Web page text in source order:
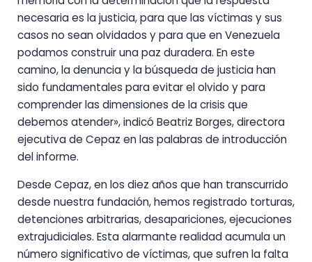
necesaria es la justicia, para que las víctimas y sus
casos no sean olvidados y para que en Venezuela
podamos construir una paz duradera. En este
camino, la denuncia y la búsqueda de justicia han
sido fundamentales para evitar el olvido y para
comprender las dimensiones de la crisis que
debemos atender», indicó Beatriz Borges, directora
ejecutiva de Cepaz en las palabras de introducción
del informe.
Desde Cepaz, en los diez años que han transcurrido
desde nuestra fundación, hemos registrado torturas,
detenciones arbitrarias, desapariciones, ejecuciones
extrajudiciales. Esta alarmante realidad acumula un
número significativo de víctimas, que sufren la falta